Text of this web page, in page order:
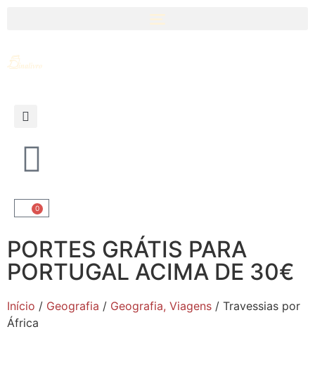
0
PORTES GRÁTIS PARA
PORTUGAL ACIMA DE 30€
Início / Geografia / Geografia, Viagens / Travessias por
África